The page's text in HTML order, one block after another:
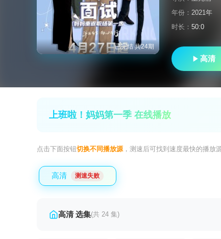
已完结 共24期
年份： 2021年
时长： 50:0
高清
上班啦！妈妈第一季 在线播放
点击下面按钮切换不同播放源，测速后可找到速度最快的播放
高清 测速失败
高清 选集(共 24 集)